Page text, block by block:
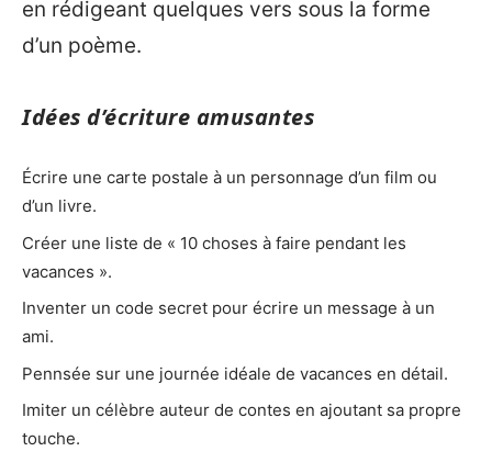
en rédigeant quelques vers sous la forme
d’un poème.
Idées d’écriture amusantes
Écrire une carte postale à un personnage d’un film ou
d’un livre.
Créer une liste de « 10 choses à faire pendant les
vacances ».
Inventer un code secret pour écrire un message à un
ami.
Pennsée sur une journée idéale de vacances en détail.
Imiter un célèbre auteur de contes en ajoutant sa propre
touche.